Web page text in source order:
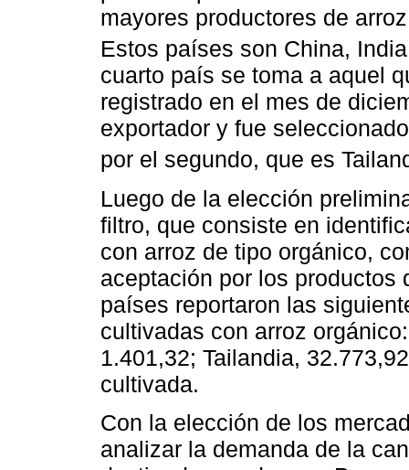
mayores productores de
Estos países son China,
cuarto país se toma a aquel
registrado en el mes de
exportador y fue
por el segundo, que es
Luego de la elección
filtro, que consiste en
con arroz de tipo orgánico,
aceptación por los productos
países reportaron las
cultivadas con arroz
1.401,32; Tailandia,
cultivada.
Con la elección de los
analizar la demanda de la